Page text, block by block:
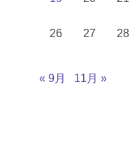
26 27 28
« 9月 11月 »